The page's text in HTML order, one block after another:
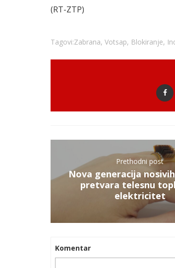
(RT-ZTP)
Tagovi:Zabrana, Votsap, Blokiranje,
Prethodni post
Nova generacija
pretvara telesnu
elektricitet
Komentar